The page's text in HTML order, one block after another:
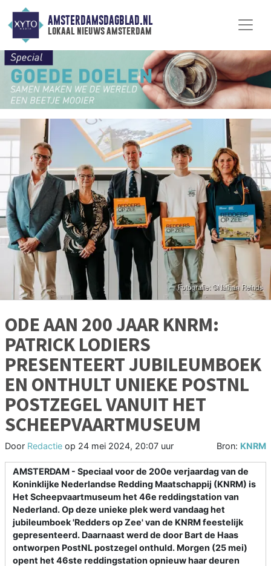
AMSTERDAMSDAGBLAD.NL
lokaal nieuws amsterdam
ODE AAN 200 JAAR KNRM:
PATRICK LODIERS
PRESENTEERT JUBILEUMBOEK
EN ONTHULT UNIEKE POSTNL
POSTZEGEL VANUIT HET
SCHEEPVAARTMUSEUM
Door Redactie op 24 mei 2024, 20:07 uur Bron: KNRM
AMSTERDAM - Speciaal voor de 200e verjaardag van de
Koninklijke Nederlandse Redding Maatschappij (KNRM) is
Het Scheepvaartmuseum het 46e reddingstation van
Nederland. Op deze unieke plek werd vandaag het
jubileumboek 'Redders op Zee' van de KNRM feestelijk
gepresenteerd. Daarnaast werd de door Bart de Haas
ontworpen PostNL postzegel onthuld. Morgen (25 mei)
opent het 46ste reddingstation opnieuw haar deuren